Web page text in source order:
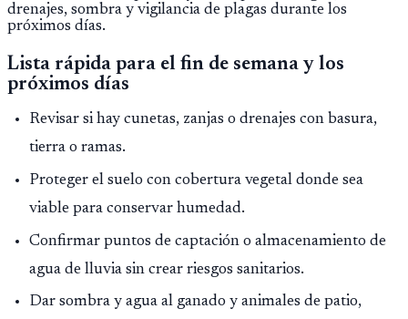
drenajes, sombra y vigilancia de plagas durante los
próximos días.
Lista rápida para el fin de semana y los
próximos días
Revisar si hay cunetas, zanjas o drenajes con basura,
tierra o ramas.
Proteger el suelo con cobertura vegetal donde sea
viable para conservar humedad.
Confirmar puntos de captación o almacenamiento de
agua de lluvia sin crear riesgos sanitarios.
Dar sombra y agua al ganado y animales de patio,